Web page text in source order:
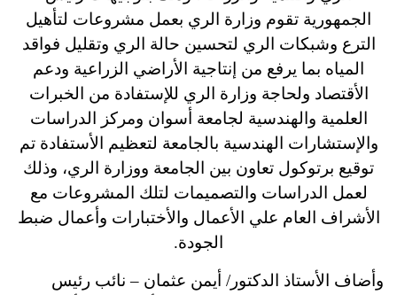
الجمهورية تقوم وزارة الري بعمل مشروعات لتأهيل
الترع وشبكات الري لتحسين حالة الري وتقليل فواقد
المياه بما يرفع من إنتاجية الأراضي الزراعية ودعم
الأقتصاد ولحاجة وزارة الري للإستفادة من الخبرات
العلمية والهندسية لجامعة أسوان ومركز الدراسات
والإستشارات الهندسية بالجامعة لتعظيم الأستفادة تم
توقيع برتوكول تعاون بين الجامعة ووزارة الري، وذلك
لعمل الدراسات والتصميمات لتلك المشروعات مع
الأشراف العام علي الأعمال والأختبارات وأعمال ضبط
الجودة.
وأضاف الأستاذ الدكتور/ أيمن عثمان – نائب رئيس